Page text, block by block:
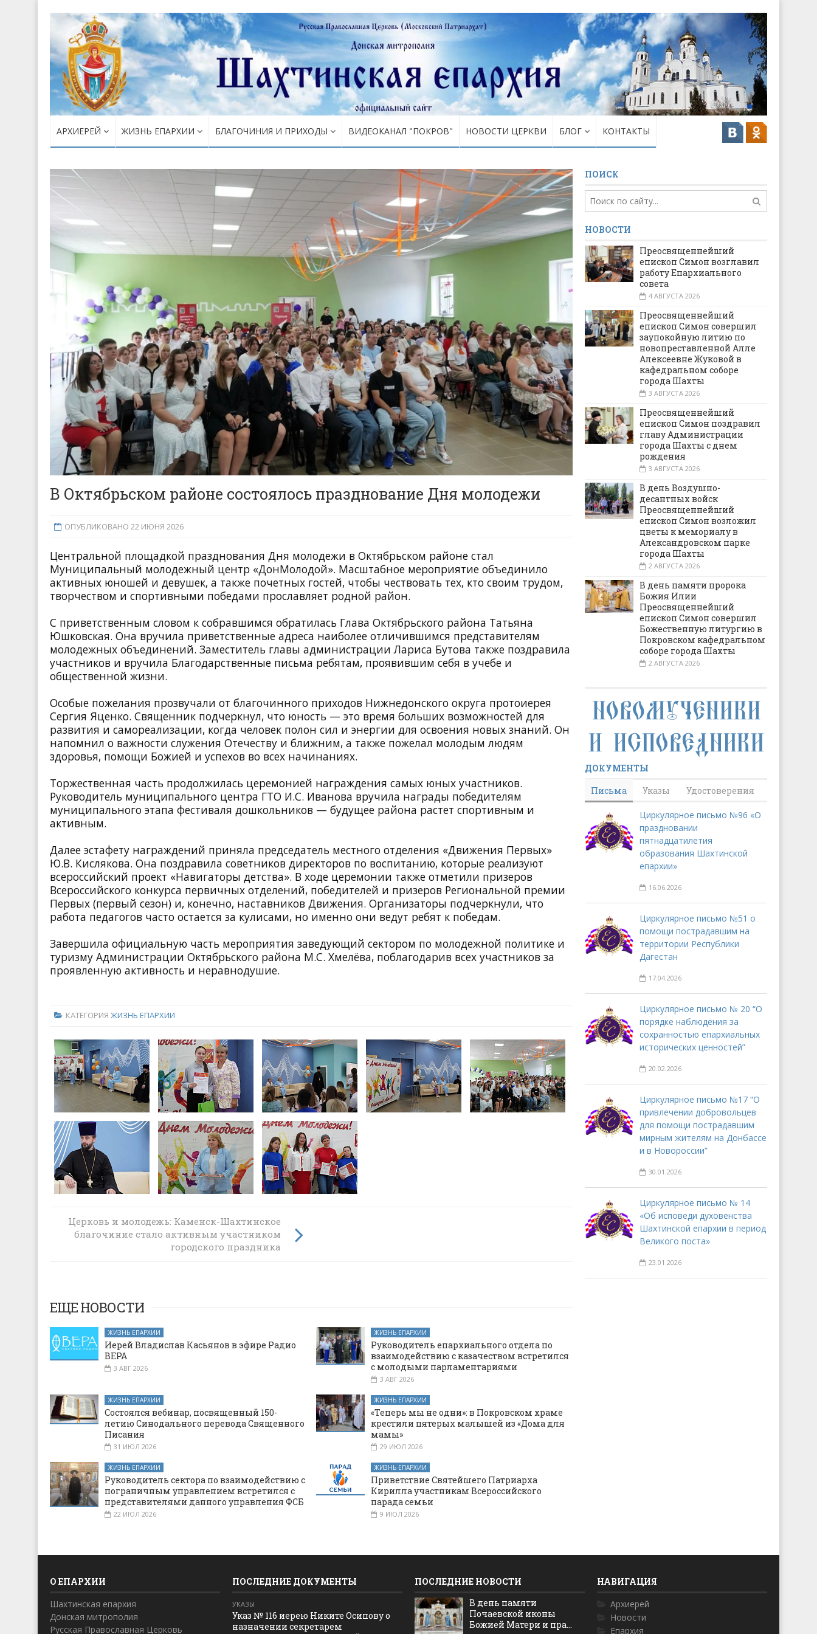
АРХИЕРЕЙ ЖИЗНЬ ЕПАРХИИ БЛАГОЧИНИЯ И ПРИХОДЫ ВИДЕОКАНАЛ "ПОКРОВ" НОВОСТИ ЦЕРКВИ БЛОГ КОНТАКТЫ
В Октябрьском районе состоялось празднование Дня молодежи
ОПУБЛИКОВАНО 22 ИЮНЯ 2026
Центральной площадкой празднования Дня молодежи в Октябрьском районе стал
Муниципальный молодежный центр «ДонМолодой». Масштабное мероприятие объединило
активных юношей и девушек, а также почетных гостей, чтобы чествовать тех, кто своим трудом,
творчеством и спортивными победами прославляет родной район.
С приветственным словом к собравшимся обратилась Глава Октябрьского района Татьяна
Юшковская. Она вручила приветственные адреса наиболее отличившимся представителям
молодежных объединений. Заместитель главы администрации Лариса Бутова также поздравила
участников и вручила Благодарственные письма ребятам, проявившим себя в учебе и
общественной жизни.
Особые пожелания прозвучали от благочинного приходов Нижнедонского округа протоиерея
Сергия Яценко. Священник подчеркнул, что юность — это время больших возможностей для
развития и самореализации, когда человек полон сил и энергии для освоения новых знаний. Он
напомнил о важности служения Отечеству и ближним, а также пожелал молодым людям
здоровья, помощи Божией и успехов во всех начинаниях.
Торжественная часть продолжилась церемонией награждения самых юных участников.
Руководитель муниципального центра ГТО И.С. Иванова вручила награды победителям
муниципального этапа фестиваля дошкольников — будущее района растет спортивным и
активным.
Далее эстафету награждений приняла председатель местного отделения «Движения Первых»
Ю.В. Кислякова. Она поздравила советников директоров по воспитанию, которые реализуют
всероссийский проект «Навигаторы детства». В ходе церемонии также отметили призеров
Всероссийского конкурса первичных отделений, победителей и призеров Региональной премии
Первых (первый сезон) и, конечно, наставников Движения. Организаторы подчеркнули, что
работа педагогов часто остается за кулисами, но именно они ведут ребят к победам.
Завершила официальную часть мероприятия заведующий сектором по молодежной политике и
туризму Администрации Октябрьского района М.С. Хмелёва, поблагодарив всех участников за
проявленную активность и неравнодушие.
КАТЕГОРИЯ ЖИЗНЬ ЕПАРХИИ
взаимодействию с казачеством принял
участие в обсуждении стратегии развития
некоммерческого сектора
Церковь и молодежь: Каменск-Шахтинское
благочиние стало активным участником
городского праздника
ЕЩЕ НОВОСТИ
ЖИЗНЬ ЕПАРХИИ
Иерей Владислав Касьянов в эфире Радио
ВЕРА
3 АВГ 2026
ЖИЗНЬ ЕПАРХИИ
Руководитель епархиального отдела по
взаимодействию с казачеством встретился
с молодыми парламентариями
3 АВГ 2026
ЖИЗНЬ ЕПАРХИИ
Состоялся вебинар, посвященный 150-
летию Синодального перевода Священного
Писания
31 ИЮЛ 2026
ЖИЗНЬ ЕПАРХИИ
«Теперь мы не одни»: в Покровском храме
крестили пятерых малышей из «Дома для
мамы»
29 ИЮЛ 2026
ЖИЗНЬ ЕПАРХИИ
Руководитель сектора по взаимодействию с
пограничным управлением встретился с
представителями данного управления ФСБ
22 ИЮЛ 2026
ЖИЗНЬ ЕПАРХИИ
Приветствие Святейшего Патриарха
Кирилла участникам Всероссийского
парада семьи
9 ИЮЛ 2026
ПОИСК
НОВОСТИ
Преосвященнейший
епископ Симон возглавил
работу Епархиального
совета
4 АВГУСТА 2026
Преосвященнейший
епископ Симон совершил
заупокойную литию по
новопреставленной Алле
Алексеевне Жуковой в
кафедральном соборе
города Шахты
3 АВГУСТА 2026
Преосвященнейший
епископ Симон поздравил
главу Администрации
города Шахты с днем
рождения
3 АВГУСТА 2026
В день Воздушно-
десантных войск
Преосвященнейший
епископ Симон возложил
цветы к мемориалу в
Александровском парке
города Шахты
2 АВГУСТА 2026
В день памяти пророка
Божия Илии
Преосвященнейший
епископ Симон совершил
Божественную литургию в
Покровском кафедральном
соборе города Шахты
2 АВГУСТА 2026
ДОКУМЕНТЫ
Письма
Указы Удостоверения
Циркулярное письмо №96 «О
праздновании
пятнадцатилетия
образования Шахтинской
епархии»
16.06.2026
Циркулярное письмо №51 о
помощи пострадавшим на
территории Республики
Дагестан
17.04.2026
Циркулярное письмо № 20 “О
порядке наблюдения за
сохранностью епархиальных
исторических ценностей”
20.02.2026
Циркулярное письмо №17 “О
привлечении добровольцев
для помощи пострадавшим
мирным жителям на Донбассе
и в Новороссии”
30.01.2026
Циркулярное письмо № 14
«Об исповеди духовенства
Шахтинской епархии в период
Великого поста»
23.01.2026
О ЕПАРХИИ
Шахтинская епархия
Донская митрополия
Русская Православная Церковь
ПОСЛЕДНИЕ ДОКУМЕНТЫ
УКАЗЫ
Указ № 116 иерею Никите Осипову о
назначении секретарем
ПОСЛЕДНИЕ НОВОСТИ
В день памяти
Почаевской иконы
Божией Матери и пра...
НАВИГАЦИЯ
Архиерей
Новости
Епархия